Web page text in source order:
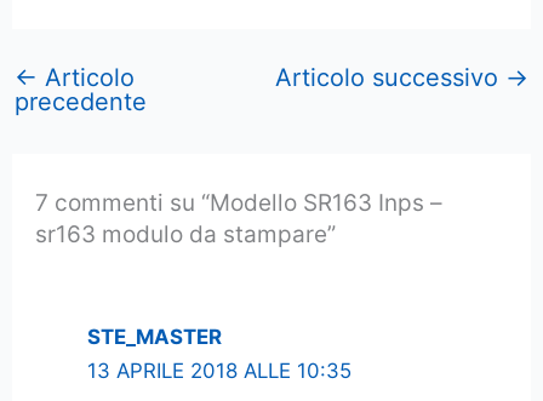
← Articolo
precedente
Articolo successivo →
7 commenti su “Modello SR163 Inps –
sr163 modulo da stampare”
STE_MASTER
13 APRILE 2018 ALLE 10:35